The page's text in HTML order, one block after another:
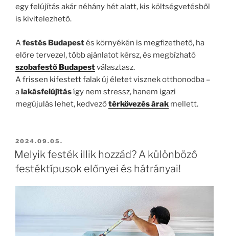
egy felújítás akár néhány hét alatt, kis költségvetésből
is kivitelezhető.
Afestés Budapestés környékén is megfizethető, ha
előre tervezel, több ajánlatot kérsz, és megbízható
szobafestő Budapestválasztasz.
A frissen kifestett falak új életet visznek otthonodba –
alakásfelújításígy nem stressz, hanem igazi
megújulás lehet, kedvezőtérkövezés árak mellett.
BEKÜLDVE:
2024.09.05.
Melyik festék illik hozzád? A különböző
festéktípusok előnyei és hátrányai!